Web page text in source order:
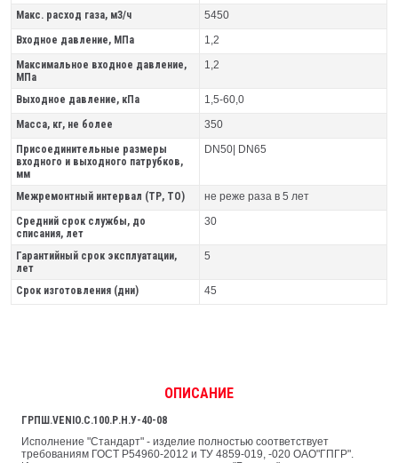
Макс. расход газа, м3/ч
5450
Входное давление, МПа
1,2
Максимальное входное давление,
МПа
1,2
Выходное давление, кПа
1,5-60,0
Масса, кг, не более
350
Присоединительные размеры
входного и выходного патрубков,
мм
DN50| DN65
Межремонтный интервал (ТР, ТО)
не реже раза в 5 лет
Средний срок службы, до
списания, лет
30
Гарантийный срок эксплуатации,
лет
5
Срок изготовления (дни) 45
ОПИСАНИЕ
ГРПШ.VENIO.C.100.Р.Н.У-40-08
Исполнение "Стандарт" - изделие полностью соответствует
требованиям ГОСТ Р54960-2012 и ТУ 4859-019, -020 ОАО"ГПГР".